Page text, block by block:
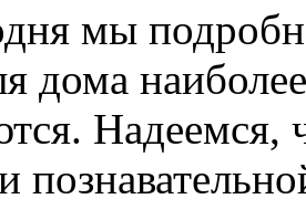
мы
дома
Надеемся,